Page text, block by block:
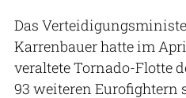
Das
Karrenbauer hatte im
veraltete Tornado-Flotte
93 weiteren Eurofightern